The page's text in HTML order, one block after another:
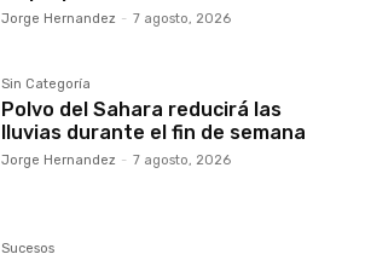
Jorge Hernandez - 7 agosto, 2026
Sin Categoría
Polvo del Sahara reducirá las
lluvias durante el fin de semana
Jorge Hernandez - 7 agosto, 2026
Sucesos